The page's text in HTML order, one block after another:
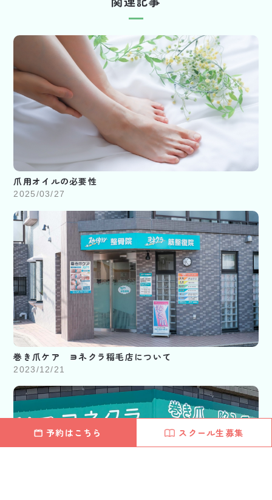
予約はこちら スクール生募集
爪用オイルの必要性
2025/03/27
巻き爪ケア ヨネクラ稲毛店について
2023/12/21